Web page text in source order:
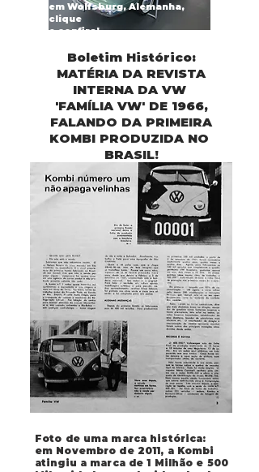
em Wolfsburg, Alemanha,
clique
e confira!
Boletim Histórico:
MATÉRIA DA REVISTA
INTERNA DA VW
'FAMÍLIA VW' DE 1966,
FALANDO DA PRIMEIRA
KOMBI PRODUZIDA NO
BRASIL!
Foto de uma marca histórica:
em Novembro de 2011, a Kombi
atingiu a marca de 1 Milhão e 500